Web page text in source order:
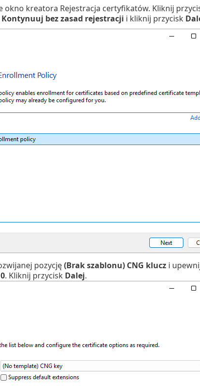
okno kreatora Rejestracja certyfikatów. Kliknij
Kontynuuj bez zasad rejestracji i kliknij przycisk
pozycję(Brak szablonu) CNG kluczi
. Kliknij przycisk Dalej.